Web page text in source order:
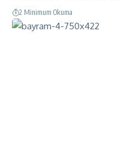
2 Minimum Okuma